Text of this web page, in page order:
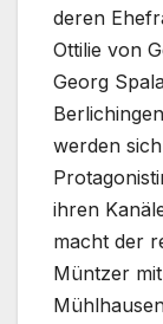
deren
Ottilie von
Georg
werden
ihren
macht der
Müntzer